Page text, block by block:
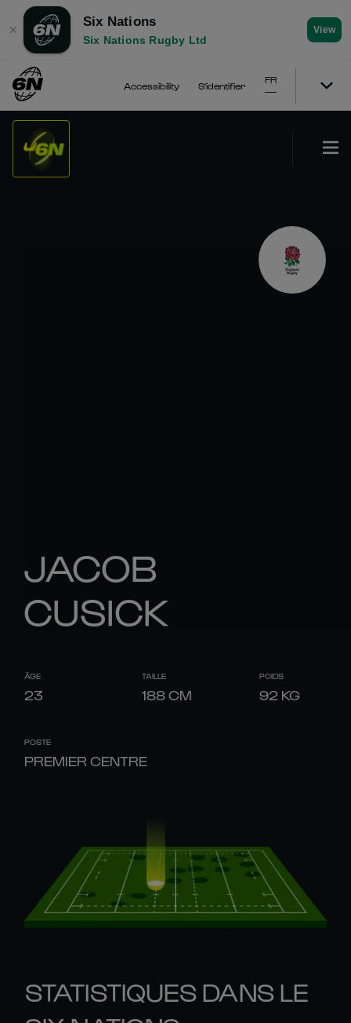
✕
Six Nations
Six Nations Rugby Ltd
View
Accessibility S'identifier
FR
JACOB
CUSICK
ÂGE
23
TAILLE
188CM
POIDS
92 KG
POSTE
PREMIER CENTRE
STATISTIQUES DANS LE